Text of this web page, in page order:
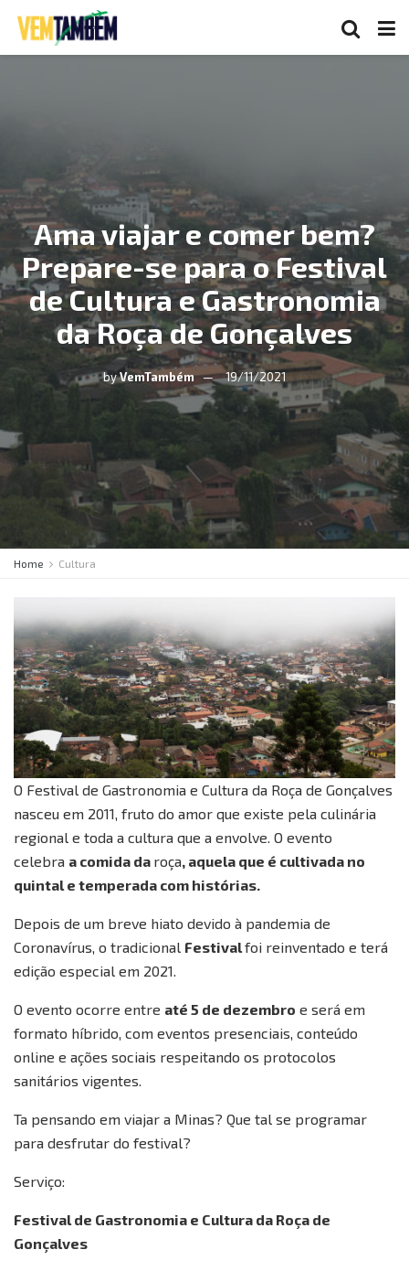
Ama viajar e comer bem?
Prepare-se para o Festival
de Cultura e Gastronomia
da Roça de Gonçalves
byVemTambém 19/11/2021
Home Cultura
O Festival de Gastronomia e Cultura da Roça de Gonçalves
nasceu em 2011, fruto do amor que existe pela culinária
regional e toda a cultura que a envolve. O evento
celebra a comida da roça, aquela que é cultivada no
quintal e temperada com histórias.
Depois de um breve hiato devido à pandemia de
Coronavírus, o tradicional Festival foi reinventado e terá
edição especial em 2021.
O evento ocorre entre até 5 de dezembro e será em
formato híbrido, com eventos presenciais, conteúdo
online e ações sociais respeitando os protocolos
sanitários vigentes.
Ta pensando em viajar a Minas? Que tal se programar
para desfrutar do festival?
Serviço:
Festival de Gastronomia e Cultura da Roça de
Gonçalves